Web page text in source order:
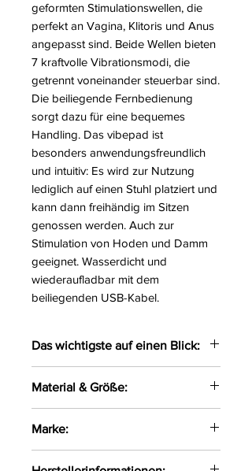
geformten Stimulationswellen, die
perfekt an Vagina, Klitoris und Anus
angepasst sind. Beide Wellen bieten
7 kraftvolle Vibrationsmodi, die
getrennt voneinander steuerbar sind.
Die beiliegende Fernbedienung
sorgt dazu für eine bequemes
Handling. Das vibepad ist
besonders anwendungsfreundlich
und intuitiv: Es wird zur Nutzung
lediglich auf einen Stuhl platziert und
kann dann freihändig im Sitzen
genossen werden. Auch zur
Stimulation von Hoden und Damm
geeignet. Wasserdicht und
wiederaufladbar mit dem
beiliegenden USB-Kabel.
Das wichtigste auf einen Blick:
Draufsetzen
Mit 2 anatomisch geformte
Stimulationswellen
Handfreie Stimulation von
Material & Größe:
cm hoch.
Silikon mit PU-Beschichtung.
Marke: